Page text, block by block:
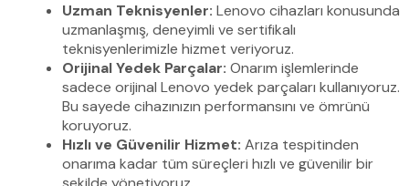
Uzman Teknisyenler: Lenovo cihazları konusunda
uzmanlaşmış, deneyimli ve sertifikalı
teknisyenlerimizle hizmet veriyoruz.
Orijinal Yedek Parçalar: Onarım işlemlerinde
sadece orijinal Lenovo yedek parçaları kullanıyoruz.
Bu sayede cihazınızın performansını ve ömrünü
koruyoruz.
Hızlı ve Güvenilir Hizmet: Arıza tespitinden
onarıma kadar tüm süreçleri hızlı ve güvenilir bir